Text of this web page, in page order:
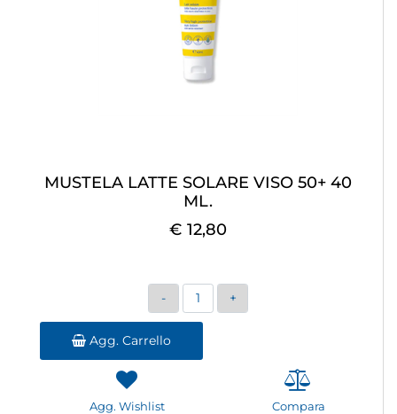
MUSTELA LATTE SOLARE VISO 50+ 40
ML.
€ 12,80
Quantità
Agg. Carrello
Agg. Wishlist Compara